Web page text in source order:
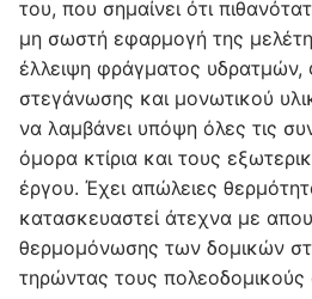
του, που σημαίνει ότι
μη σωστή εφαρμογή της
έλλειψη φράγματος υδρατμών,
στεγάνωσης και μονωτικού
να λαμβάνει υπόψη όλες τις
όμορα κτίρια και τους
έργου. Έχει απώλειες
κατασκευαστεί άτεχνα με
θερμομόνωσης των δομικών
τηρώντας τους πολεοδομικούς